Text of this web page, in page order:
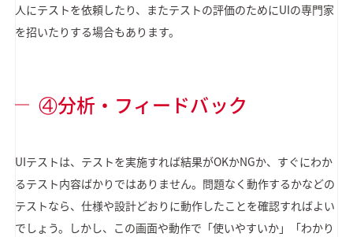
人にテストを依頼したり、またテストの評価のためにUIの専門家
を招いたりする場合もあります。
④分析・フィードバック
UIテストは、テストを実施すれば結果がOKかNGか、すぐにわか
るテスト内容ばかりではありません。問題なく動作するかなどの
テストなら、仕様や設計どおりに動作したことを確認すればよい
でしょう。しかし、この画面や動作で「使いやすいか」「わかり